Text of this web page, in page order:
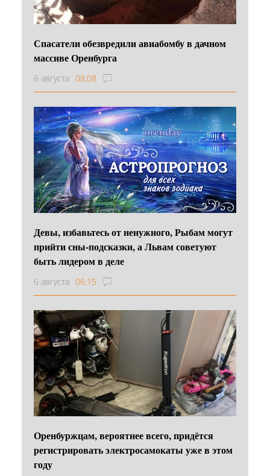
Спасатели обезвредили авиабомбу в дачном
массиве Оренбурга
6 августа 08:08
Девы, избавьтесь от ненужного, Рыбам могут
прийти сны-подсказки, а Львам советуют
быть лидером в деле
6 августа 06:15
Оренбуржцам, вероятнее всего, придётся
регистрировать электросамокаты уже в этом
году